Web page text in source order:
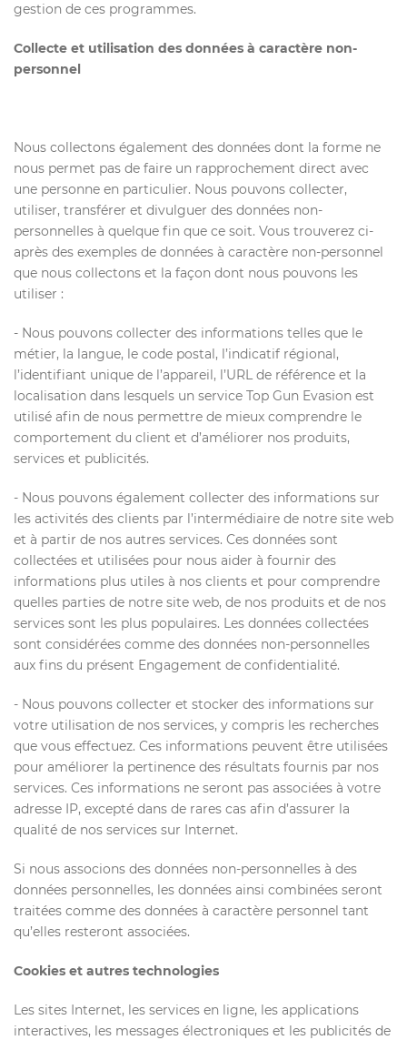
gestion de ces programmes.
Collecte et utilisation des données à caractère non-
personnel
Nous collectons également des données dont la forme ne
nous permet pas de faire un rapprochement direct avec
une personne en particulier. Nous pouvons collecter,
utiliser, transférer et divulguer des données non-
personnelles à quelque fin que ce soit. Vous trouverez ci-
après des exemples de données à caractère non-personnel
que nous collectons et la façon dont nous pouvons les
utiliser :
- Nous pouvons collecter des informations telles que le
métier, la langue, le code postal, l’indicatif régional,
l’identifiant unique de l’appareil, l’URL de référence et la
localisation dans lesquels un service Top Gun Evasion est
utilisé afin de nous permettre de mieux comprendre le
comportement du client et d’améliorer nos produits,
services et publicités.
- Nous pouvons également collecter des informations sur
les activités des clients par l’intermédiaire de notre site web
et à partir de nos autres services. Ces données sont
collectées et utilisées pour nous aider à fournir des
informations plus utiles à nos clients et pour comprendre
quelles parties de notre site web, de nos produits et de nos
services sont les plus populaires. Les données collectées
sont considérées comme des données non-personnelles
aux fins du présent Engagement de confidentialité.
- Nous pouvons collecter et stocker des informations sur
votre utilisation de nos services, y compris les recherches
que vous effectuez. Ces informations peuvent être utilisées
pour améliorer la pertinence des résultats fournis par nos
services. Ces informations ne seront pas associées à votre
adresse IP, excepté dans de rares cas afin d’assurer la
qualité de nos services sur Internet.
Si nous associons des données non-personnelles à des
données personnelles, les données ainsi combinées seront
traitées comme des données à caractère personnel tant
qu’elles resteront associées.
Cookies et autres technologies
Les sites Internet, les services en ligne, les applications
interactives, les messages électroniques et les publicités de